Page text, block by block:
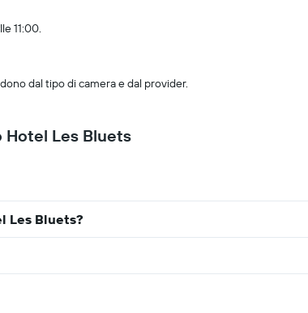
11:00.
dal tipo di camera e dal provider.
Les Bluets
Les Bluets?